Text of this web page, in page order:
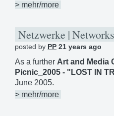
> mehr/more
Netzwerke |
posted by PP 21 years ago
As a further Art and Media
Picnic_2005 - "LOST IN
June 2005.
> mehr/more